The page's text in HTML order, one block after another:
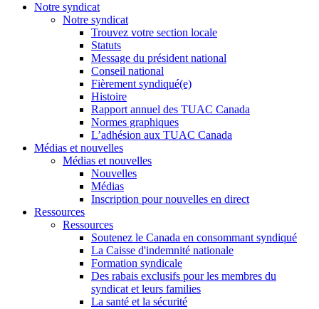
Notre syndicat
Notre syndicat
Trouvez votre section locale
Statuts
Message du président national
Conseil national
Fièrement syndiqué(e)
Histoire
Rapport annuel des TUAC Canada
Normes graphiques
L’adhésion aux TUAC Canada
Médias et nouvelles
Médias et nouvelles
Nouvelles
Médias
Inscription pour nouvelles en direct
Ressources
Ressources
Soutenez le Canada en consommant syndiqué
La Caisse d'indemnité nationale
Formation syndicale
Des rabais exclusifs pour les membres du
syndicat et leurs families
La santé et la sécurité